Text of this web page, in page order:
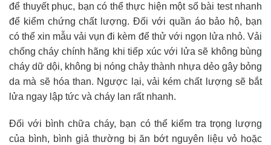
để thuyết phục, bạn có thể thực hiện một số bài test nhanh
để kiểm chứng chất lượng. Đối với quần áo bảo hộ, bạn
có thể xin mẫu vải vụn đi kèm để thử với ngọn lửa nhỏ. Vải
chống cháy chính hãng khi tiếp xúc với lửa sẽ không bùng
cháy dữ dội, không bị nóng chảy thành nhựa dẻo gây bỏng
da mà sẽ hóa than. Ngược lại, vải kém chất lượng sẽ bắt
lửa ngay lập tức và cháy lan rất nhanh.
Đối với bình chữa cháy, bạn có thể kiểm tra trọng lượng
của bình, bình giả thường bị ăn bớt nguyên liệu vỏ hoặc